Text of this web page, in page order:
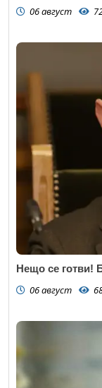
06 август
Нещо се готви!
06 август